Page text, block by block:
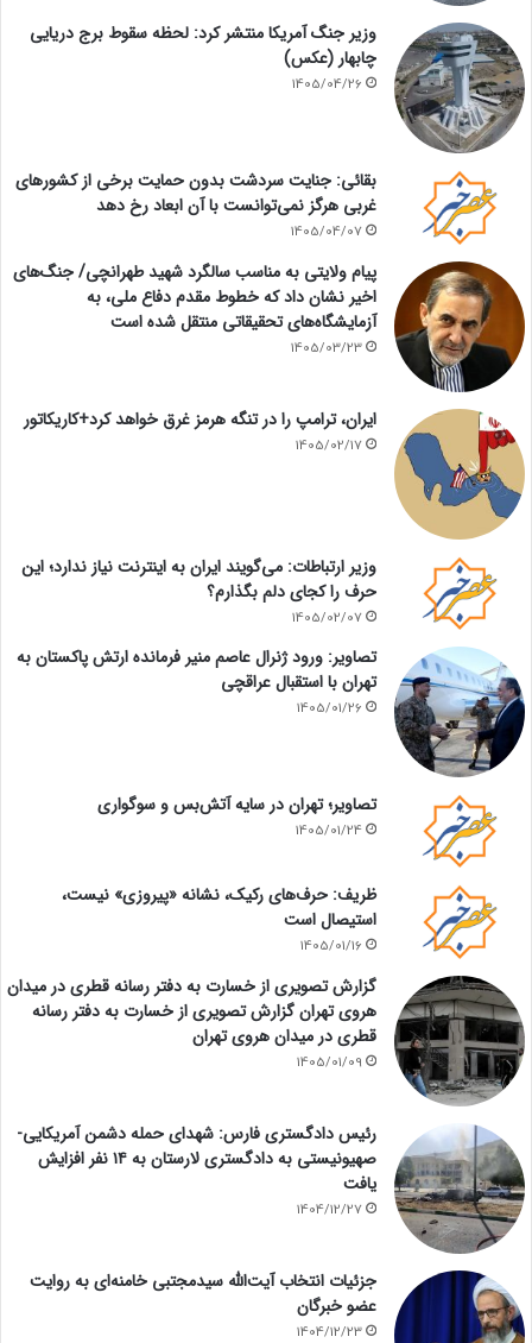
وزیر جنگ آمریکا منتشر کرد: لحظه سقوط برج دریایی
چابهار (عکس)
1405/04/26
بقائی: جنایت سردشت بدون حمایت برخی از کشورهای
غربی هرگز نمی‌توانست با آن ابعاد رخ دهد
1405/04/07
پیام ولایتی به مناسب سالگرد شهید طهرانچی/ جنگ‌های
اخیر نشان داد که خطوط مقدم دفاع ملی، به
آزمایشگاه‌های تحقیقاتی منتقل شده است
1405/03/23
ایران، ترامپ را در تنگه هرمز غرق خواهد کرد+کاریکاتور
1405/02/17
وزیر ارتباطات: می‌گویند ایران به اینترنت نیاز ندارد؛ این
حرف را کجای دلم بگذارم؟
1405/02/07
تصاویر: ورود ژنرال عاصم منیر فرمانده ارتش پاکستان به
تهران با استقبال عراقچی
1405/01/26
تصاویر؛ تهران در سایه آتش‌بس و سوگواری
1405/01/24
ظریف: حرف‌های رکیک، نشانه «پیروزی» نیست،
استیصال است
1405/01/16
گزارش تصویری از خسارت به دفتر رسانه قطری در میدان
هروی تهران گزارش تصویری از خسارت به دفتر رسانه
قطری در میدان هروی تهران
1405/01/09
رئیس دادگستری فارس: شهدای حمله دشمن آمریکایی-
صهیونیستی به دادگستری لارستان به ۱۴ نفر افزایش
یافت
1404/12/27
جزئیات انتخاب آیت‌الله سیدمجتبی خامنه‌ای به روایت
عضو خبرگان
1404/12/23